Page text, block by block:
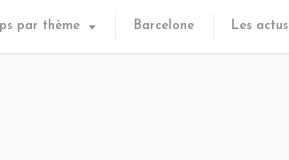
par thème Barcelone Les actus